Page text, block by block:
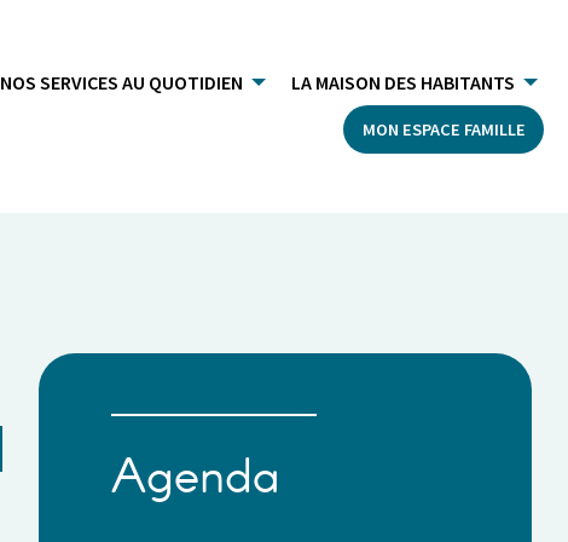
NOS SERVICES AU QUOTIDIEN LA MAISON DES HABITANTS
MON ESPACE FAMILLE
Agenda